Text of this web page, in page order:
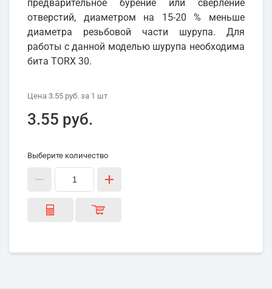
предварительное бурение или сверление
отверстий, диаметром на 15-20 % меньше
диаметра резьбовой части шурупа. Для
работы с данной моделью шурупа необходима
бита TORX 30.
Цена 3.55 руб. за 1 шт
3.55 руб.
Выберите количество